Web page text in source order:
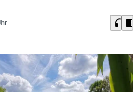
headphones chrome_reader_mode